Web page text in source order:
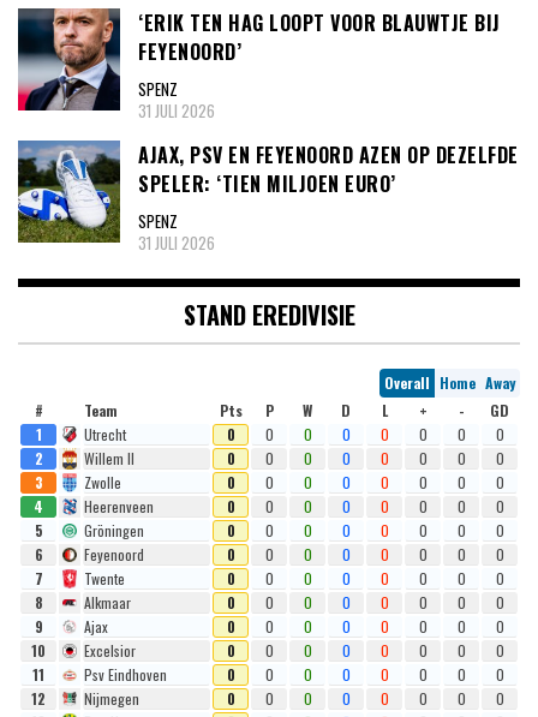
‘ERIK TEN HAG LOOPT VOOR BLAUWTJE BIJ
FEYENOORD’
SPENZ
31 JULI 2026
AJAX, PSV EN FEYENOORD AZEN OP DEZELFDE
SPELER: ‘TIEN MILJOEN EURO’
SPENZ
31 JULI 2026
STAND EREDIVISIE
Overall Home Away
#
Team Pts P W D L + -
GD
1
Utrecht 0 0 0 0 0 0 0
0
2
Willem II 0 0 0 0 0 0 0
0
3
Zwolle 0 0 0 0 0 0 0
0
4
Heerenveen 0 0 0 0 0 0 0
0
5
Gröningen 0 0 0 0 0 0 0
0
6
Feyenoord 0 0 0 0 0 0 0
0
7
Twente 0 0 0 0 0 0 0
0
8
Alkmaar 0 0 0 0 0 0 0
0
9
Ajax 0 0 0 0 0 0 0
0
10
Excelsior 0 0 0 0 0 0 0
0
11
Psv Eindhoven 0 0 0 0 0 0 0
0
12
Nijmegen 0 0 0 0 0 0 0
0